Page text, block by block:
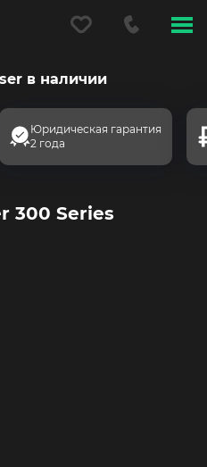
в наличии
Юридическая гарантия
2 года
300 Series